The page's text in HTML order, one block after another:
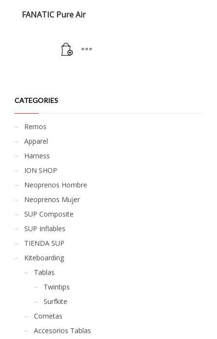
FANATIC Pure Air
CATEGORIES
Remos
Apparel
Harness
ION SHOP
Neoprenos Hombre
Neoprenos Mujer
SUP Composite
SUP Inflables
TIENDA SUP
Kiteboarding
Tablas
Twintips
Surfkite
Cometas
Accesorios Tablas